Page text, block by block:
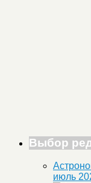
Выбор
июль